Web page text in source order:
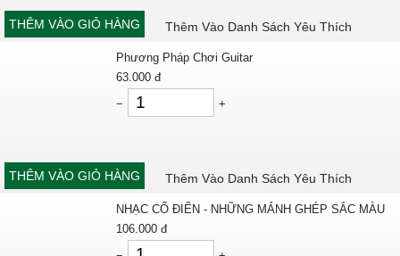
THÊM VÀO GIỎ HÀNG Thêm Vào Danh Sách Yêu Thích
Phương Pháp Chơi Guitar
63.000 đ
−
+
THÊM VÀO GIỎ HÀNG Thêm Vào Danh Sách Yêu Thích
NHẠC CỔ ĐIỂN - NHỮNG MẢNH GHÉP SẮC MÀU
106.000 đ